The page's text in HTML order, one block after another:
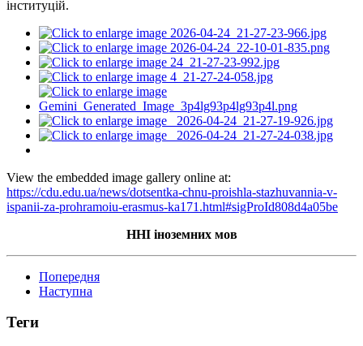
інституцій.
View the embedded image gallery online at:
https://cdu.edu.ua/news/dotsentka-chnu-proishla-stazhuvannia-v-
ispanii-za-prohramoiu-erasmus-ka171.html#sigProId808d4a05be
ННІ іноземних мов
Попередня
Наступна
Теги